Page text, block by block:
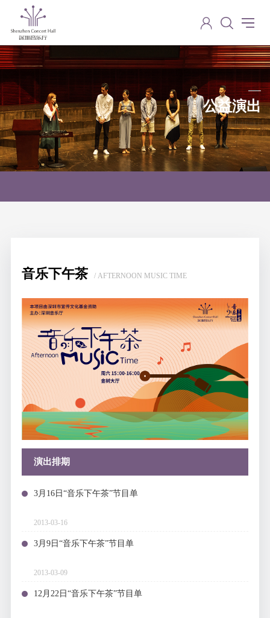
公益演出
Charity performance
音乐下午茶 / AFTERNOON MUSIC TIME
演出排期
3月16日“音乐下午茶”节目单
2013-03-16
3月9日“音乐下午茶”节目单
2013-03-09
12月22日“音乐下午茶”节目单